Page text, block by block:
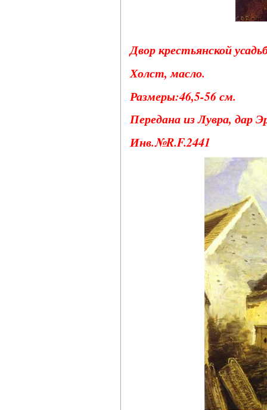
Двор крестьянской
Холст, масло.
Размеры:46,5-56 см.
Передана из Лувра, дар
Инв.№R.F.2441